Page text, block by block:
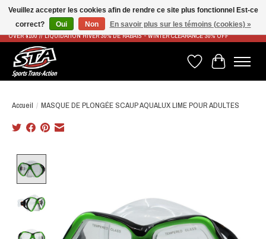
LIVRAISON RAPIDE ET GRATUITE À PARTIR DE 100$ - FAST & FREE SHIPPING ON ORDERS
OVER $100 // LIQUIDATION HIVER 30% DE RABAIS - WINTER CLEARANCE 30% OFF
Liste de souhaits
Panier
Accueil / MASQUE DE PLONGÉE SCAUP AQUALUX LIME POUR ADULTES
Veuillez accepter les cookies afin de rendre ce site plus fonctionnel Est-ce
correct?
Oui Non En savoir plus sur les témoins (cookies) »